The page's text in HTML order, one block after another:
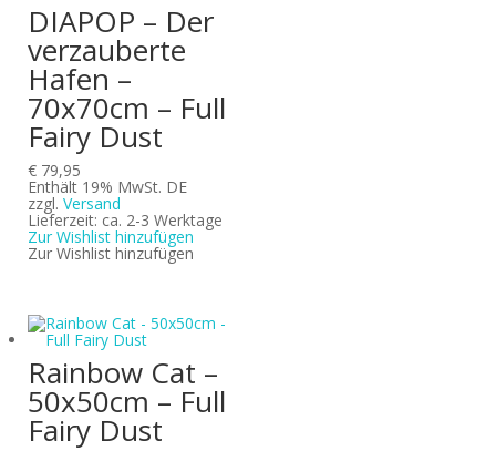
DIAPOP – Der
verzauberte
Hafen –
70x70cm – Full
Fairy Dust
€ 79,95
Enthält 19% MwSt. DE
zzgl.Versand
Lieferzeit: ca. 2-3 Werktage
Zur Wishlist hinzufügen
Zur Wishlist hinzufügen
Rainbow Cat –
50x50cm – Full
Fairy Dust